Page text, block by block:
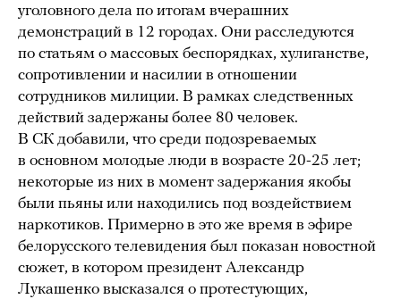
уголовного дела по итогам вчерашних
демонстраций в 12 городах. Они расследуются
по статьям о массовых беспорядках, хулиганстве,
сопротивлении и насилии в отношении
сотрудников милиции. В рамках следственных
действий задержаны более 80 человек.
В СК добавили, что среди подозреваемых
в основном молодые люди в возрасте 20-25 лет;
некоторые из них в момент задержания якобы
были пьяны или находились под воздействием
наркотиков. Примерно в это же время в эфире
белорусского телевидения был показан новостной
сюжет, в котором президент Александр
Лукашенко высказался о протестующих,